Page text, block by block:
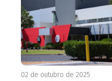
02 de outubro de 2025